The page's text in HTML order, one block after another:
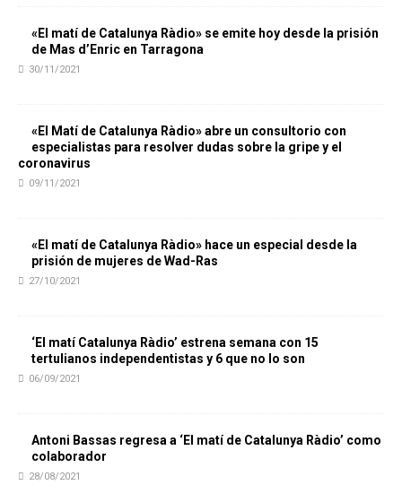
«El matí de Catalunya Ràdio» se emite hoy desde la prisión
de Mas d’Enric en Tarragona
30/11/2021
«El Matí de Catalunya Ràdio» abre un consultorio con
especialistas para resolver dudas sobre la gripe y el
coronavirus
09/11/2021
«El matí de Catalunya Ràdio» hace un especial desde la
prisión de mujeres de Wad-Ras
27/10/2021
‘El matí Catalunya Ràdio’ estrena semana con 15
tertulianos independentistas y 6 que no lo son
06/09/2021
Antoni Bassas regresa a ‘El matí de Catalunya Ràdio’ como
colaborador
28/08/2021